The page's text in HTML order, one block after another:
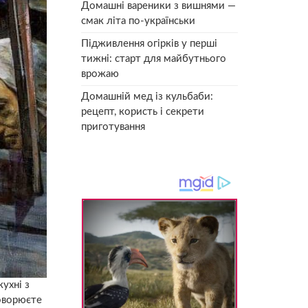
з
Домашні вареники з вишнями —
смак літа по-українськи
Підживлення огірків у перші
тижні: старт для майбутнього
врожаю
Домашній мед із кульбаби:
рецепт, користь і секрети
приготування